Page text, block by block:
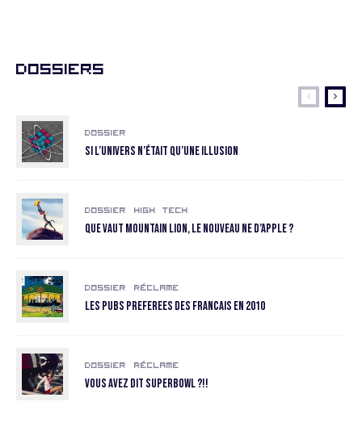
Dossiers
Dossier
Si l’univers n’était qu’une illusion
Dossier High Tech
Que vaut Mountain Lion, le nouveau ne d’Apple ?
Dossier Réclame
Les pubs preferees des Francais en 2010
Dossier Réclame
Vous avez dit SuperBowl ?!!